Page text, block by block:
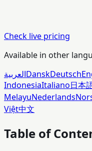
Check live pricing
Available in other
العربيةDanskDeutsch
IndonesiaItaliano日本
MelayuNederlands
Việt中文
Table of